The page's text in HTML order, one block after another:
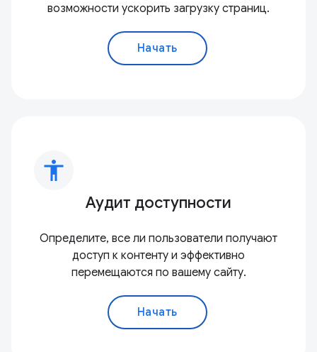
возможности ускорить загрузку страниц.
Начать
accessibility
Аудит доступности
Определите, все ли пользователи получают
доступ к контенту и эффективно
перемещаются по вашему сайту.
Начать